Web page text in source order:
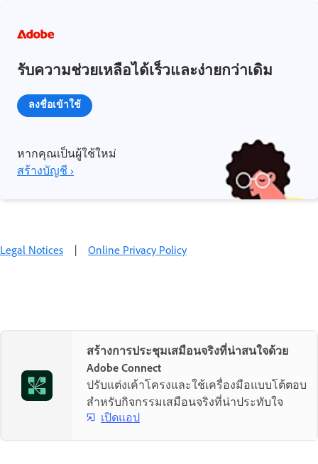
รับความช่วยเหลือได้เร็วและง่ายกว่าเดิม
ลงชื่อเข้าใช้
หากคุณเป็นผู้ใช้ใหม่
สร้างบัญชี ›
Legal Notices | Online Privacy Policy
สร้างการประชุมเสมือนจริงที่น่าสนใจด้วย
Adobe Connect
ปรับแต่งเค้าโครงและใช้เครื่องมือแบบโต้ตอบ
สำหรับกิจกรรมเสมือนจริงที่น่าประทับใจ
เปิดแอป